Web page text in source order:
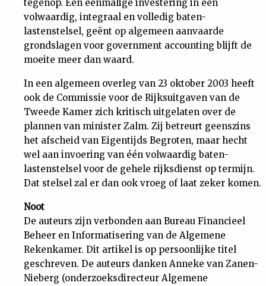
tegenop. Een eenmalige investering in een
volwaardig, integraal en volledig baten-
lastenstelsel, geënt op algemeen aanvaarde
grondslagen voor government accounting blijft de
moeite meer dan waard.
In een algemeen overleg van 23 oktober 2003 heeft
ook de Commissie voor de Rijksuitgaven van de
Tweede Kamer zich kritisch uitgelaten over de
plannen van minister Zalm. Zij betreurt geenszins
het afscheid van Eigentijds Begroten, maar hecht
wel aan invoering van één volwaardig baten-
lastenstelsel voor de gehele rijksdienst op termijn.
Dat stelsel zal er dan ook vroeg of laat zeker komen.
Noot
De auteurs zijn verbonden aan Bureau Financieel
Beheer en Informatisering van de Algemene
Rekenkamer. Dit artikel is op persoonlijke titel
geschreven. De auteurs danken Anneke van Zanen-
Nieberg (onderzoeksdirecteur Algemene